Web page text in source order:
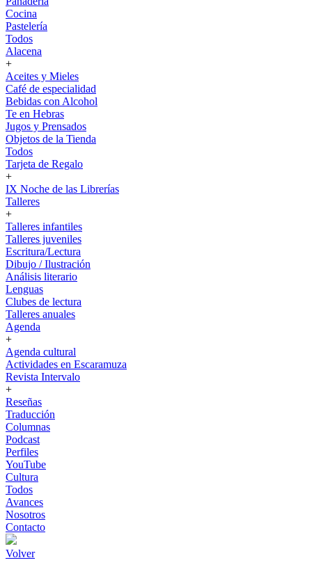
Cocina
Pastelería
Todos
Alacena
+
Aceites y Mieles
Café de especialidad
Bebidas con Alcohol
Te en Hebras
Jugos y Prensados
Objetos de la Tienda
Todos
Tarjeta de Regalo
+
IX Noche de las Librerías
Talleres
+
Talleres infantiles
Talleres juveniles
Escritura/Lectura
Dibujo / Ilustración
Análisis literario
Lenguas
Clubes de lectura
Talleres anuales
Agenda
+
Agenda cultural
Actividades en Escaramuza
Revista Intervalo
+
Reseñas
Traducción
Columnas
Podcast
Perfiles
YouTube
Cultura
Todos
Avances
Nosotros
Contacto
Volver